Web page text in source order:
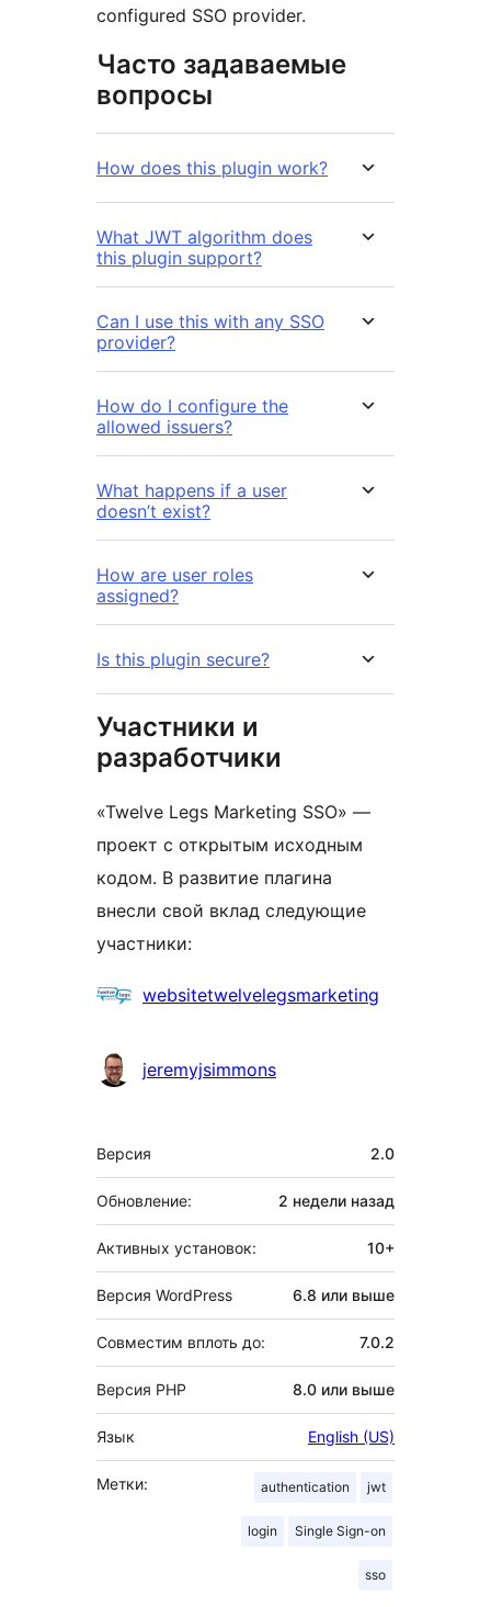
configured SSO provider.
Часто задаваемые
вопросы
How does this plugin work?
What JWT algorithm does
this plugin support?
Can I use this with any SSO
provider?
How do I configure the
allowed issuers?
What happens if a user
doesn’t exist?
How are user roles
assigned?
Is this plugin secure?
Участники и
разработчики
«Twelve Legs Marketing SSO» —
проект с открытым исходным
кодом. В развитие плагина
внесли свой вклад следующие
участники:
Участникиwebsitetwelvelegsmarketing
jeremyjsimmons
Мета
Версия 2.0
Обновление: 2 недели назад
Активных установок: 10+
Версия WordPress 6.8 или выше
Совместим вплоть до: 7.0.2
Версия PHP 8.0 или выше
Язык English (US)
Метки: authentication jwt
login Single Sign-on
sso